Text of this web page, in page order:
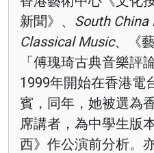
新聞》、 South China
Classical Music、《
「傅瑰琦古典音樂評
1999年開始在香港電
賓，同年，她被選為
席講者，為中學生版
西》作公演前分析。